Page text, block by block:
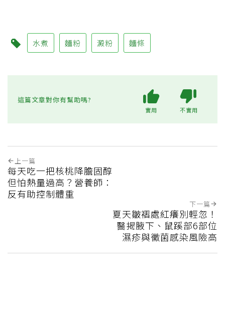
水煮 麵粉 澱粉 麵條
這篇文章對你有幫助嗎?
實用 不實用
上一篇
每天吃一把核桃降膽固醇
但怕熱量過高？營養師：
反有助控制體重
下一篇
夏天皺褶處紅癢別輕忽！
醫揭腋下、鼠蹊部6部位
濕疹與黴菌感染風險高